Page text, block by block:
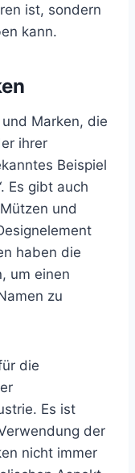
ist, sondern
kann.
Marken, die
ihrer
Beispiel
Es gibt auch
und
haben die
um einen
zu
die
Es ist
der
nicht immer